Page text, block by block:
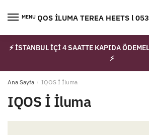
MENUIQOS İLUMA TEREA HEETS l
⚡ İSTANBUL İÇİ 4 SAATTE KAPIDA
⚡
Ana Sayfa / IQOS İ İluma
IQOS İ İluma